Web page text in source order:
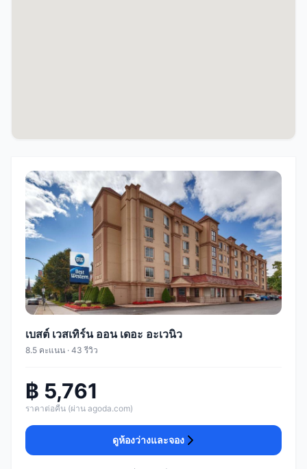
เบสต์ เวสเทิร์น ออน เดอะ อะเวนิว
8.5 คะแนน · 43 รีวิว
฿ 5,761
ราคาต่อคืน (ผ่าน agoda.com)
ดูห้องว่างและจอง